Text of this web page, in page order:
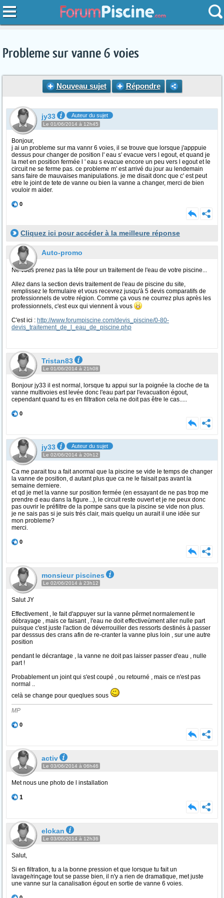
Probleme sur vanne 6 voies
Nouveau sujet Répondre
jy33 Auteur du sujet
Le 01/06/2014 à 12h45
Bonjour,
j ai un probleme sur ma vannr 6 voies, il se trouve que lorsque j'apppuie
dessus pour changer de position l' eau s' evacue vers l egout, et quand je
la met en position fermée l ' eau s evacue encore un peu vers l egout et le
circuit ne se ferme pas. ce probleme m' est arrivé du jour au lendemain
sans faire de mauvaises manipulations. je me disait donc que c' est peut
etre le joint de tete de vanne ou bien la vanne a changer, merci de bien
vouloir m aider.
0
Cliquez ici pour accéder à la meilleure réponse
Auto-promo
Ne vous prenez pas la tête pour un traitement de l'eau de votre piscine...
Allez dans la section devis traitement de l'eau de piscine du site,
remplissez le formulaire et vous recevrez jusqu'à 5 devis comparatifs de
professionnels de votre région. Comme ça vous ne courrez plus après les
professionnels, c'est eux qui viennent à vous
C'est ici : http://www.forumpiscine.com/devis_piscine/0-80-
devis_traitement_de_l_eau_de_piscine.php
Tristan83
Le 01/06/2014 à 21h08
Bonjour jy33 il est normal, lorsque tu appui sur la poignée la cloche de ta
vanne multivoies est levée donc l'eau part par l'evacuation égout,
cependant quand tu es en filtration cela ne doit pas être le cas.....
0
jy33 Auteur du sujet
Le 02/06/2014 à 20h12
Ca me parait tou a fait anormal que la piscine se vide le temps de changer
la vanne de position, d autant plus que ca ne le faisait pas avant la
semaine derniere.
et qd je met la vanne sur position fermée (en essayant de ne pas trop me
prendre d eau dans la figure...), le circuit reste ouvert et je ne peux donc
pas ouvrir le préfiltre de la pompe sans que la piscine se vide non plus.
je ne sais pas si je suis trés clair, mais quelqu un aurait il une idée sur
mon probleme?
merci.
0
monsieur piscines
Le 02/06/2014 à 23h12
Salut JY
Effectivement , le fait d'appuyer sur la vanne pêrmet normalement le
débrayage , mais ce faisant , l'eau ne doit effectiveùment aller nulle part
puisque c'est juste l'action de déverrouiller des ressorts destinés à passer
par desssus des crans afin de re-cranter la vanne plus loin , sur une autre
position
pendant le décrantage , la vanne ne doit pas laisser passer d'eau , nulle
part !
Probablement un joint qui s'est coupé , ou retourné , mais ce n'est pas
normal ..
celà se change pour queqlues sous
MP
0
activ
Le 03/06/2014 à 06h46
Met nous une photo de l installation
1
elokan
Le 03/06/2014 à 12h36
Salut,
Si en filtration, tu a la bonne pression et que lorsque tu fait un
lavage/rinçage tout se passe bien, il n'y a rien de dramatique, met juste
une vanne sur la canalisation égout en sortie de vanne 6 voies.